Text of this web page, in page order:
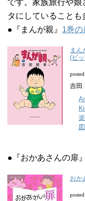
です。家族旅行や
タにしていることも
●『まんが親』 1巻の
まん
(ビ
吉田
●『おかあさんの扉』
おか